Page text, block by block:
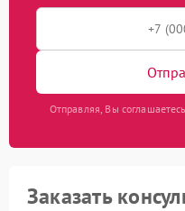
Отправляя, Вы
Заказать